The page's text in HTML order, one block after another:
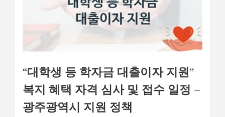
“대학생 등 학자금 대출이자 지원”
복지 혜택 자격 심사 및 접수 일정 –
광주광역시 지원 정책